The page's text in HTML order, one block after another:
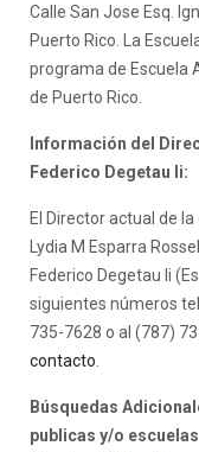
Calle San Jose Esq.
Puerto Rico. La
programa de Escuela
de Puerto Rico.
Información del
Federico Degetau Ii:
El Director actual de
Lydia M Esparra
Federico Degetau Ii
siguientes números
735-7628 o al (787)
contacto
Búsquedas
publicas y/o